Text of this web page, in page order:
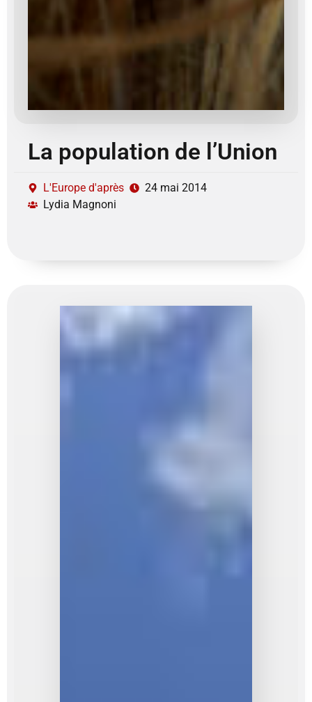
La population de l’Union
L'Europe d'après
24 mai 2014
Lydia Magnoni